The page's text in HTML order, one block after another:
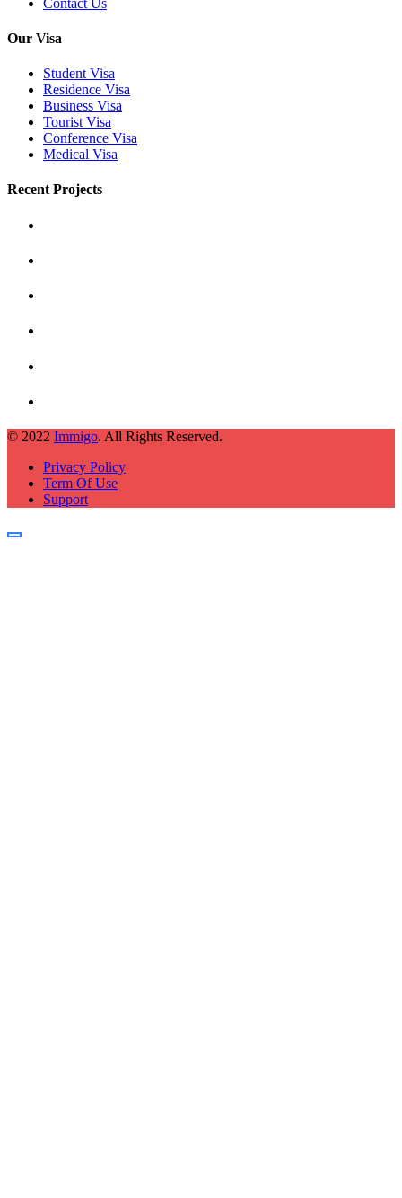
Our Visa
Student Visa
Residence Visa
Business Visa
Tourist Visa
Conference Visa
Medical Visa
Recent Projects
© 2022 Immigo. All Rights Reserved.
Privacy Policy
Term Of Use
Support